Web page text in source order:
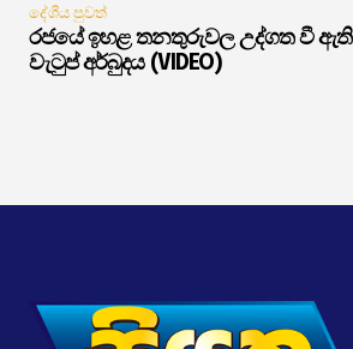
දේශීය පුවත්
රජයේ ඉහළ තනතුරුවල උද්ගත වී ඇති
වැටුප් අර්බුදය (VIDEO)